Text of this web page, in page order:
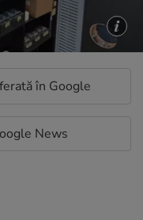
în Google
News